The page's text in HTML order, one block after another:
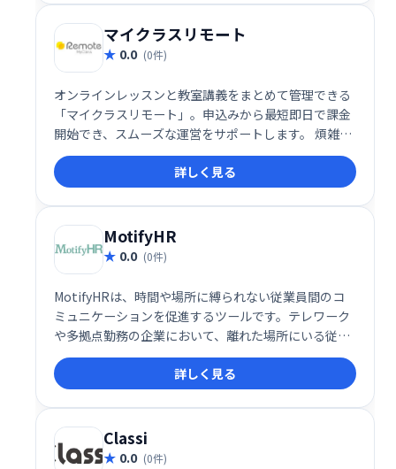
マイクラスリモート
0.0 (0件)
オンラインレッスンと教室講義をまとめて管理できる
「マイクラスリモート」。申込みから最短即日で課金
開始でき、スムーズな運営をサポートします。 煩雑な
管理業務を効率化し、運営の負担を軽減。 柔軟なシス
テムで、様々な学習形態に対応可能です。
詳しく見る
MotifyHR
0.0 (0件)
MotifyHRは、時間や場所に縛られない従業員間のコ
ミュニケーションを促進するツールです。テレワーク
や多拠点勤務の企業において、離れた場所にいる従業
員同士、上司と部下間の円滑なコミュニケーションと
フィードバックを実現します。場所の制約なく、活発
な情報共有と連携を支援し、生産性の向上に貢献しま
す。
詳しく見る
Classi
0.0 (0件)